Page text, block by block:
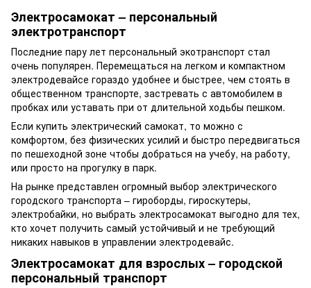
Электросамокат – персональный
электротранспорт
Последние пару лет персональный экотранспорт стал
очень популярен. Перемещаться на легком и компактном
электродевайсе гораздо удобнее и быстрее, чем стоять в
общественном транспорте, застревать с автомобилем в
пробках или уставать при от длительной ходьбы пешком.
Если купить электрический самокат, то можно с
комфортом, без физических усилий и быстро передвигаться
по пешеходной зоне чтобы добраться на учебу, на работу,
или просто на прогулку в парк.
На рынке представлен огромный выбор электрического
городского транспорта – гироборды, гироскутеры,
электробайки, но выбрать электросамокат выгодно для тех,
кто хочет получить самый устойчивый и не требующий
никаких навыков в управлении электродевайс.
Электросамокат для взрослых – городской
персональный транспорт